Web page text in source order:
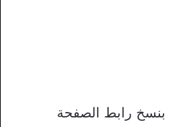
بنسخ رابط الصفحة